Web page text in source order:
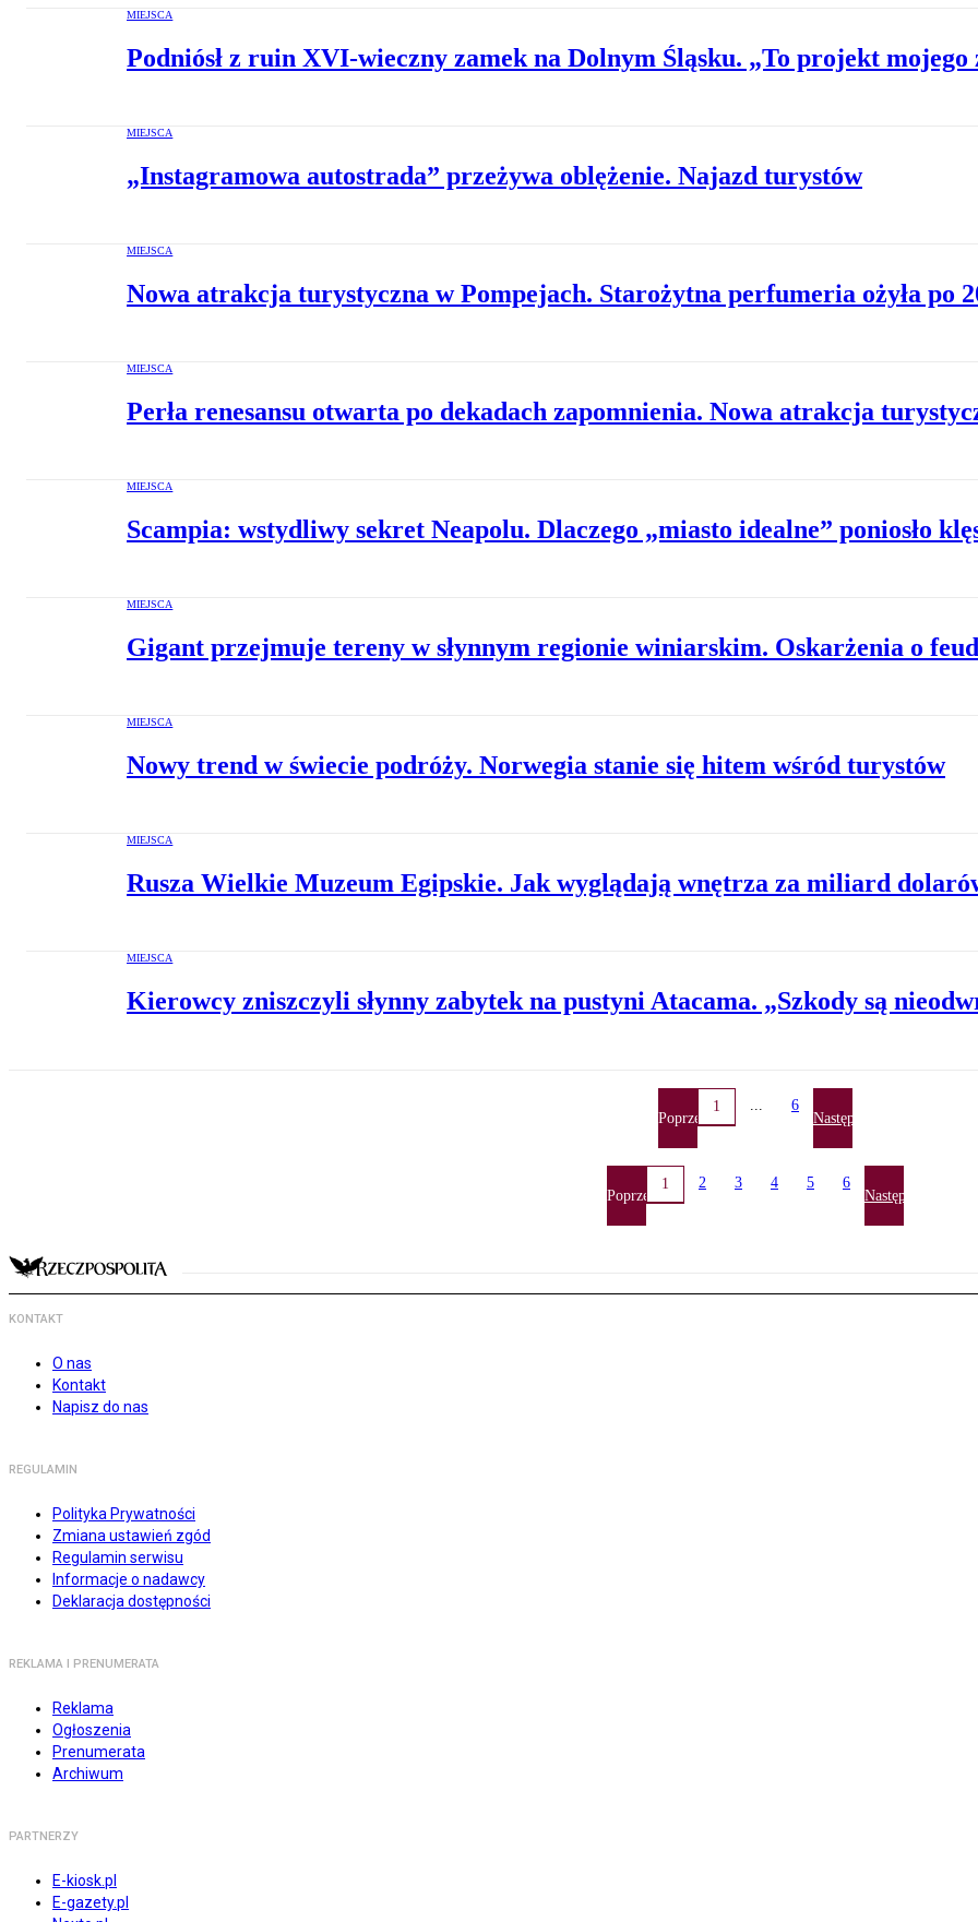
MIEJSCA
Podniósł z ruin XVI-wieczny zamek na Dolnym Śląsku. „To projekt mojego
MIEJSCA
„Instagramowa autostrada” przeżywa oblężenie. Najazd turystów
MIEJSCA
Nowa atrakcja turystyczna w Pompejach. Starożytna perfumeria ożyła po
MIEJSCA
Perła renesansu otwarta po dekadach zapomnienia. Nowa atrakcja
MIEJSCA
Scampia: wstydliwy sekret Neapolu. Dlaczego „miasto idealne” poniosło
MIEJSCA
Gigant przejmuje tereny w słynnym regionie winiarskim. Oskarżenia o
MIEJSCA
Nowy trend w świecie podróży. Norwegia stanie się hitem wśród turystów
MIEJSCA
Rusza Wielkie Muzeum Egipskie. Jak wyglądają wnętrza za miliard
MIEJSCA
Kierowcy zniszczyli słynny zabytek na pustyni Atacama. „Szkody są
Poprzednia
1 ... 6
Następna
Poprzednia
1 2 3 4 5 6
Następna
KONTAKT
O nas
Kontakt
Napisz do nas
REGULAMIN
Polityka Prywatności
Zmiana ustawień zgód
Regulamin serwisu
Informacje o nadawcy
Deklaracja dostępności
REKLAMA I PRENUMERATA
Reklama
Ogłoszenia
Prenumerata
Archiwum
PARTNERZY
E-kiosk.pl
E-gazety.pl